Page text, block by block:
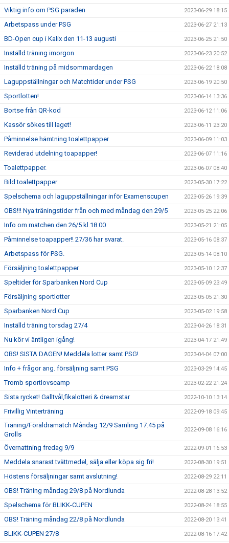
Viktig info om PSG paraden 2023-06-29 18:15
Arbetspass under PSG 2023-06-27 21:13
BD-Open cup i Kalix den 11-13 augusti 2023-06-25 21:50
Inställd träning imorgon 2023-06-23 20:52
Inställd träning på midsommardagen 2023-06-22 18:08
Laguppställningar och Matchtider under PSG 2023-06-19 20:50
Sportlotten! 2023-06-14 13:36
Bortse från QR-kod 2023-06-12 11:06
Kassör sökes till laget! 2023-06-11 23:20
Påminnelse hämtning toalettpapper 2023-06-09 11:03
Reviderad utdelning toapapper! 2023-06-07 11:16
Toalettpapper. 2023-06-07 08:40
Bild toalettpapper 2023-05-30 17:22
Spelschema och laguppställningar inför Examenscupen 2023-05-26 19:39
OBS!!! Nya träningstider från och med måndag den 29/5 2023-05-25 22:06
Info om matchen den 26/5 kl.18.00 2023-05-21 21:05
Påminnelse toapapper!! 27/36 har svarat. 2023-05-16 08:37
Arbetspass för PSG. 2023-05-14 08:10
Försäljning toalettpapper 2023-05-10 12:37
Speltider för Sparbanken Nord Cup 2023-05-09 23:49
Försäljning sportlotter 2023-05-05 21:30
Sparbanken Nord Cup 2023-05-02 19:58
Inställd träning torsdag 27/4 2023-04-26 18:31
Nu kör vi äntligen igång! 2023-04-17 21:49
OBS! SISTA DAGEN! Meddela lotter samt PSG! 2023-04-04 07:00
Info + frågor ang. försäljning samt PSG 2023-03-29 14:45
Tromb sportlovscamp 2023-02-22 21:24
Sista rycket! Galltvål,fikalotteri & dreamstar 2022-10-10 13:14
Frivillig Vinterträning 2022-09-18 09:45
Träning/Föräldramatch Måndag 12/9 Samling 17.45 på
Grolls
2022-09-08 16:16
Övernattning fredag 9/9 2022-09-01 16:53
Meddela snarast tvättmedel, sälja eller köpa sig fri! 2022-08-30 19:51
Höstens försäljningar samt avslutning! 2022-08-29 22:11
OBS! Träning måndag 29/8 på Nordlunda 2022-08-28 13:52
Spelschema för BLIKK-CUPEN 2022-08-24 18:55
OBS! Träning måndag 22/8 på Nordlunda 2022-08-20 13:41
BLIKK-CUPEN 27/8 2022-08-16 17:42